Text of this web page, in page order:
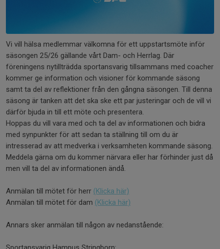
Vi vill hälsa medlemmar välkomna för ett uppstartsmöte inför
säsongen 25/26 gällande vårt Dam- och Herrlag. Där
föreningens nytillträdda sportansvarig tillsammans med coacher
kommer ge information och visioner för kommande säsong
samt ta del av reflektioner från den gångna säsongen. Till denna
säsong är tanken att det ska ske ett par justeringar och de vill vi
därför bjuda in till ett möte och presentera.
Hoppas du vill vara med och ta del av informationen och bidra
med synpunkter för att sedan ta ställning till om du är
intresserad av att medverka i verksamheten kommande säsong.
Meddela gärna om du kommer närvara eller har förhinder just då
men vill ta del av informationen ändå.
Anmälan till mötet för herr (Klicka här)
Anmälan till mötet för dam (Klicka här)
Annars sker anmälan till någon av nedanstående: